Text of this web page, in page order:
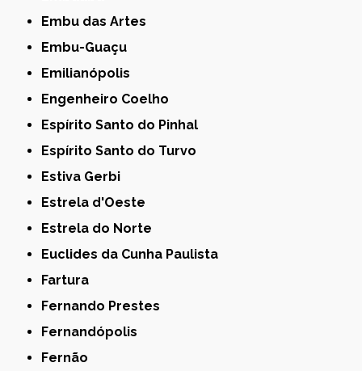
Embu das Artes
Embu-Guaçu
Emilianópolis
Engenheiro Coelho
Espírito Santo do Pinhal
Espírito Santo do Turvo
Estiva Gerbi
Estrela d'Oeste
Estrela do Norte
Euclides da Cunha Paulista
Fartura
Fernando Prestes
Fernandópolis
Fernão